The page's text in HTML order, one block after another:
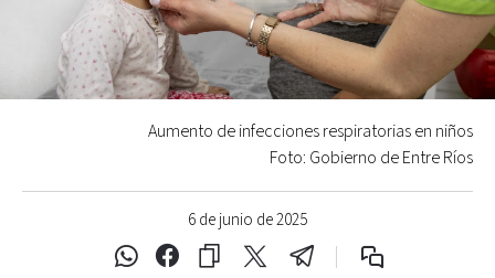
6 de junio de 2025
Aumento de infecciones respiratorias en niños
Foto: Gobierno de Entre Ríos